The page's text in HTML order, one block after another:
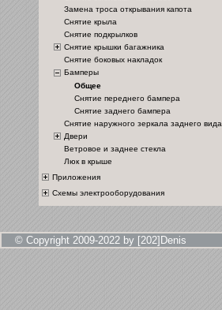
Замена троса открывания капота
Снятие крыла
Снятие подкрылков
Снятие крышки багажника
Снятие боковых накладок
Бамперы
Общее
Снятие переднего бампера
Снятие заднего бампера
Снятие наружного зеркала заднего вида
Двери
Ветровое и заднее стекла
Люк в крыше
Приложения
Схемы электрооборудования
© Copyright 2009-2022 by [202]Denis